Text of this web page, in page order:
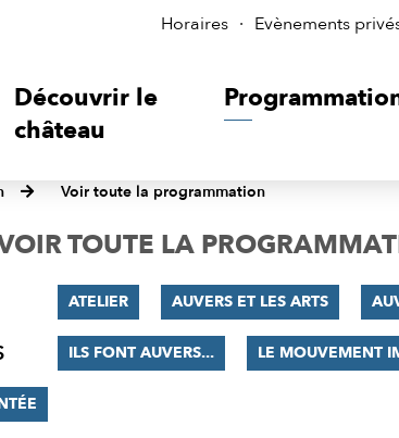
Horaires Evènements
Découvrir le
château
Voir toute la programmation
TOUTE LA
ATELIER AUVERS ET LES ARTS
ILS FONT AUVERS... LE MOUVEMENT